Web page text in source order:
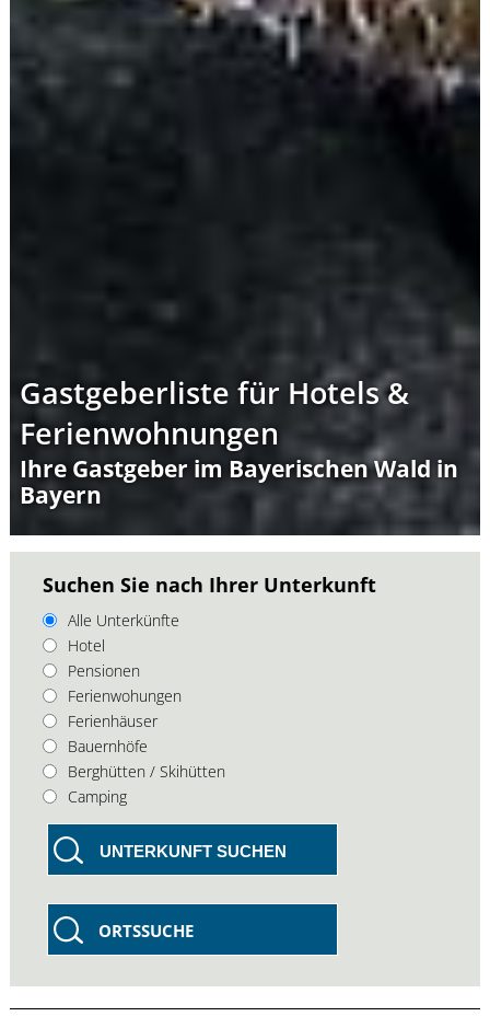
Gastgeberliste für Hotels &
Ferienwohnungen
Ihre Gastgeber im Bayerischen Wald in
Bayern
Suchen Sie nach Ihrer Unterkunft
Alle Unterkünfte
Hotel
Pensionen
Ferienwohungen
Ferienhäuser
Bauernhöfe
Berghütten / Skihütten
Camping
UNTERKUNFT SUCHEN
ORTSSUCHE